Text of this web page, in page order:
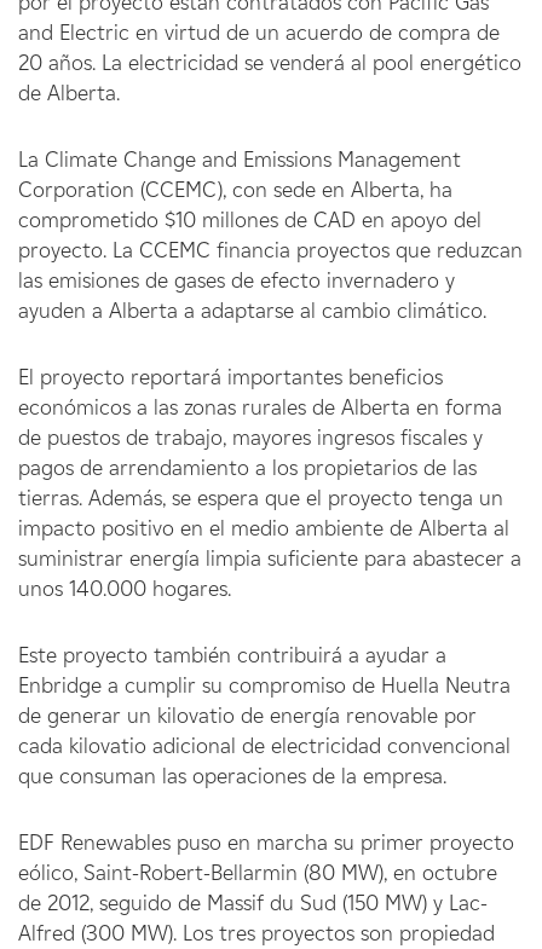
and Electric en virtud de un acuerdo de compra de
20 años. La electricidad se venderá al pool energético
de Alberta.
La Climate Change and Emissions Management
Corporation (CCEMC), con sede en Alberta, ha
comprometido $10 millones de CAD en apoyo del
proyecto. La CCEMC financia proyectos que reduzcan
las emisiones de gases de efecto invernadero y
ayuden a Alberta a adaptarse al cambio climático.
El proyecto reportará importantes beneficios
económicos a las zonas rurales de Alberta en forma
de puestos de trabajo, mayores ingresos fiscales y
pagos de arrendamiento a los propietarios de las
tierras. Además, se espera que el proyecto tenga un
impacto positivo en el medio ambiente de Alberta al
suministrar energía limpia suficiente para abastecer a
unos 140.000 hogares.
Este proyecto también contribuirá a ayudar a
Enbridge a cumplir su compromiso de Huella Neutra
de generar un kilovatio de energía renovable por
cada kilovatio adicional de electricidad convencional
que consuman las operaciones de la empresa.
EDF Renewables puso en marcha su primer proyecto
eólico, Saint-Robert-Bellarmin (80 MW), en octubre
de 2012, seguido de Massif du Sud (150 MW) y Lac-
Alfred (300 MW). Los tres proyectos son propiedad